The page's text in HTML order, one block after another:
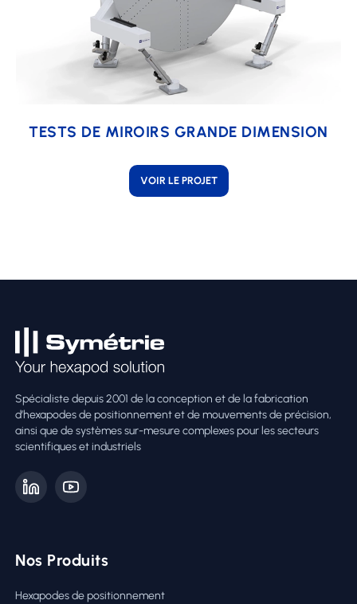
TESTS DE MIROIRS GRANDE DIMENSION
VOIR LE PROJET
Spécialiste depuis 2001 de la conception et de la fabrication
d’hexapodes de positionnement et de mouvements de précision,
ainsi que de systèmes sur-mesure complexes pour les secteurs
scientifiques et industriels
Nos Produits
Hexapodes de positionnement